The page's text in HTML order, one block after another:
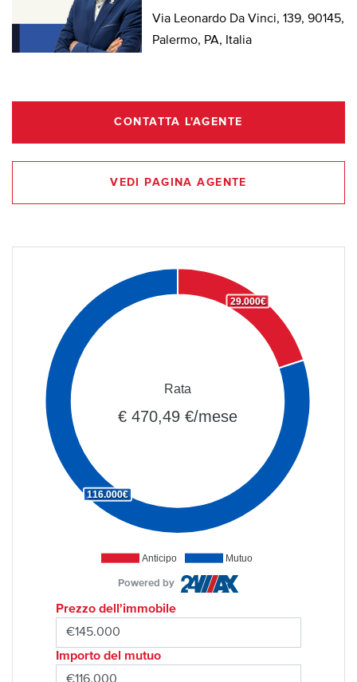
Via Leonardo Da Vinci, 139, 90145,
Palermo, PA, Italia
CONTATTA L'AGENTE
VEDI PAGINA AGENTE
Anticipo Mutuo
29.000€
116.000€
Rata
€ 470,49 €/mese
Powered by
Prezzo dell'immobile
Importo del mutuo